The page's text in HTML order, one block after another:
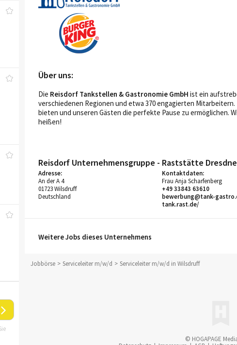
Über uns:
Die Reisdorf Tankstellen & Gastronomie GmbH ist ein
verschiedenen Regionen und etwa 370 engagierten
bieten und unseren Gästen die perfekte Pause zu ermöglichen.
heißen!
Reisdorf Unternehmensgruppe - Raststätte
Adresse:
An der A 4
01723 Wilsdruff
Deutschland
Kontaktdaten:
Frau Anja Scharfenberg
+49 33843 63610
bewerbung@tank-
tank.rast.de/
Weitere Jobs dieses Unternehmens
Jobbörse Serviceleiter m/w/d Serviceleiter m/w/d in Wilsdruff
© HOGAPAGE